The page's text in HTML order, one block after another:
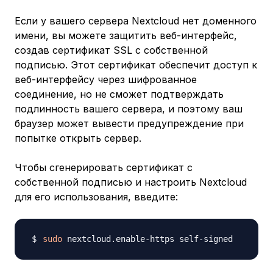
Если у вашего сервера Nextcloud нет доменного
имени, вы можете защитить веб-интерфейс,
создав сертификат SSL с собственной
подписью. Этот сертификат обеспечит доступ к
веб-интерфейсу через шифрованное
соединение, но не сможет подтверждать
подлинность вашего сервера, и поэтому ваш
браузер может вывести предупреждение при
попытке открыть сервер.
Чтобы сгенерировать сертификат с
собственной подписью и настроить Nextcloud
для его использования, введите:
sudo